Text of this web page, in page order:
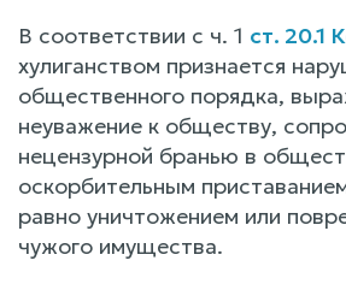
В соответствии с ч. 1 ст. 20.1
хулиганством признается
общественного порядка,
неуважение к обществу,
нецензурной бранью в
оскорбительным
равно уничтожением или
чужого имущества.